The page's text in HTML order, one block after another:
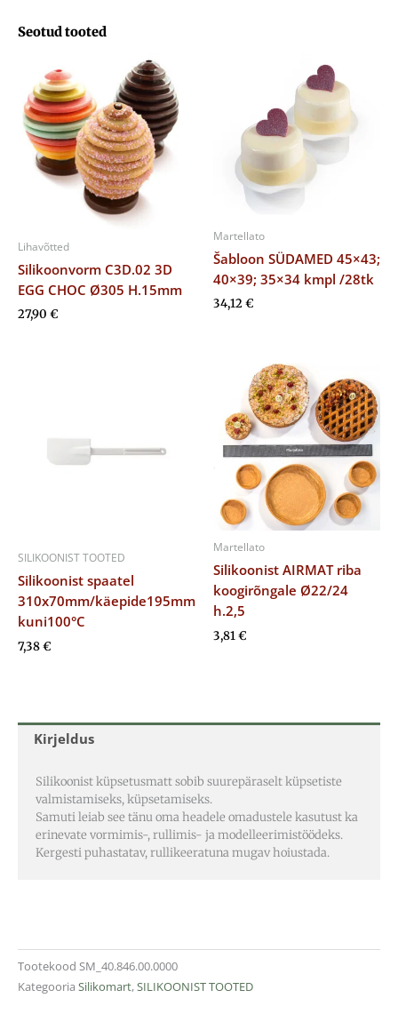
Kirjeldus
Silikoonist küpsetusmatt sobib suurepäraselt küpsetiste
valmistamiseks, küpsetamiseks.
Samuti leiab see tänu oma headele omadustele kasutust ka
erinevate vormimis-, rullimis- ja modelleerimistöödeks.
Kergesti puhastatav, rullikeeratuna mugav hoiustada.
Tootekood SM_40.846.00.0000
Kategooria Silikomart,SILIKOONIST TOOTED
Seotud tooted
Lihavõtted
Silikoonvorm C3D.02 3D
EGG CHOC Ø305 H.15mm
27,90 €
Martellato
Šabloon SÜDAMED 45×43;
40×39; 35×34 kmpl /28tk
34,12€
SILIKOONIST TOOTED
Silikoonist spaatel
310x70mm/käepide195mm
kuni100°C
7,38€
Martellato
Silikoonist AIRMAT riba
koogirõngale Ø22/24
h.2,5
3,81€